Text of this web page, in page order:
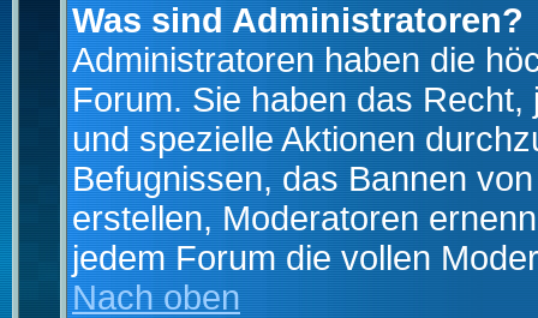
Was sind Administratoren?
Administratoren haben die
Forum. Sie haben das
und spezielle Aktionen
Befugnissen, das Bannen
erstellen, Moderatoren
jedem Forum die vollen
Nach oben